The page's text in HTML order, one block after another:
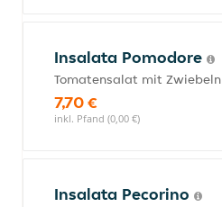
Insalata Pomodore
Tomatensalat mit Zwiebeln
7,70 €
inkl. Pfand (0,00 €)
Insalata Pecorino